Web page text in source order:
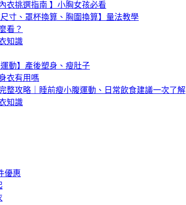
內衣挑選指南 】小胸女孩必看
尺寸、罩杯換算、胸圍換算】量法教學
看？
知識
運動】產後塑身、瘦肚子
衣有用嗎
整攻略｜睡前瘦小腹運動、日常飲食建議一次了解
知識
優惠